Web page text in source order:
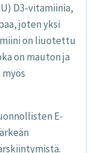
D3-vitamiinia,
joten yksi
on liuotettu
on mauton ja
E-